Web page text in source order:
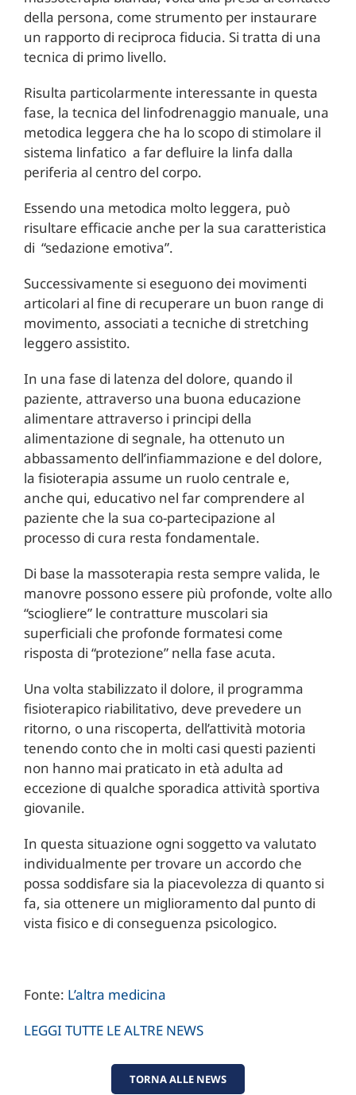
della persona, come strumento per instaurare
un rapporto di reciproca fiducia. Si tratta di una
tecnica di primo livello.
Risulta particolarmente interessante in questa
fase, la tecnica del linfodrenaggio manuale, una
metodica leggera che ha lo scopo di stimolare il
sistema linfatico a far defluire la linfa dalla
periferia al centro del corpo.
Essendo una metodica molto leggera, può
risultare efficacie anche per la sua caratteristica
di “sedazione emotiva”.
Successivamente si eseguono dei movimenti
articolari al fine di recuperare un buon range di
movimento, associati a tecniche di stretching
leggero assistito.
In una fase di latenza del dolore, quando il
paziente, attraverso una buona educazione
alimentare attraverso i principi della
alimentazione di segnale, ha ottenuto un
abbassamento dell’infiammazione e del dolore,
la fisioterapia assume un ruolo centrale e,
anche qui, educativo nel far comprendere al
paziente che la sua co-partecipazione al
processo di cura resta fondamentale.
Di base la massoterapia resta sempre valida, le
manovre possono essere più profonde, volte allo
“sciogliere” le contratture muscolari sia
superficiali che profonde formatesi come
risposta di “protezione” nella fase acuta.
Una volta stabilizzato il dolore, il programma
fisioterapico riabilitativo, deve prevedere un
ritorno, o una riscoperta, dell’attività motoria
tenendo conto che in molti casi questi pazienti
non hanno mai praticato in età adulta ad
eccezione di qualche sporadica attività sportiva
giovanile.
In questa situazione ogni soggetto va valutato
individualmente per trovare un accordo che
possa soddisfare sia la piacevolezza di quanto si
fa, sia ottenere un miglioramento dal punto di
vista fisico e di conseguenza psicologico.
Fonte: L’altra medicina
LEGGI TUTTE LE ALTRE NEWS
TORNA ALLE NEWS